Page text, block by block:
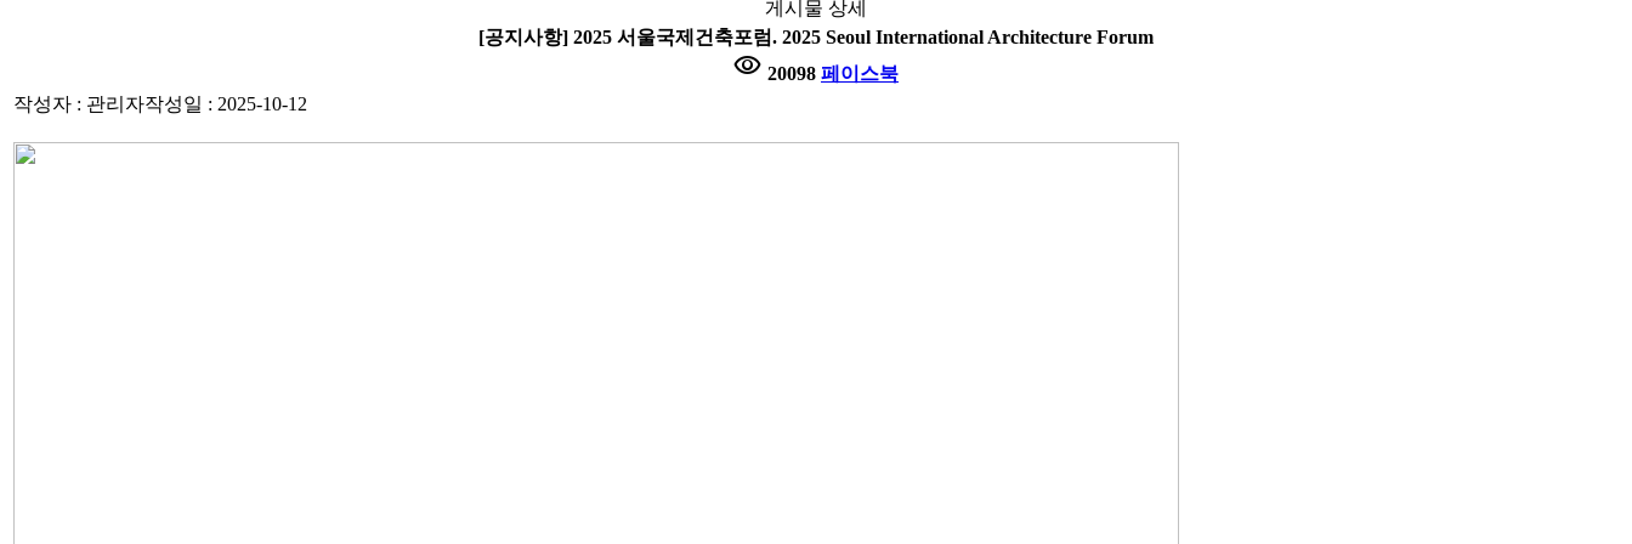
게시물 상세
[공지사항] 2025 서울국제건축포럼. 2025 Seoul International Architecture Forum
visibility 20098 페이스북
작성자 : 관리자작성일 : 2025-10-12